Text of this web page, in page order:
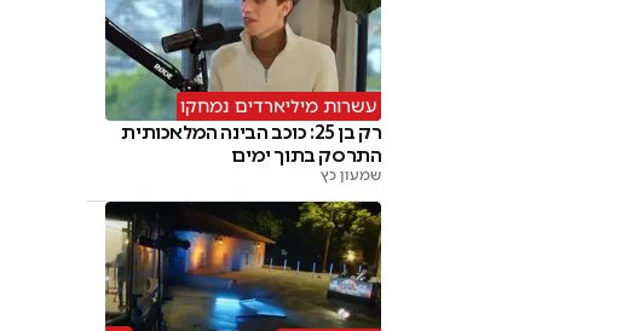
עשרות מיליארדים נמחקו
רק בן 25: כוכב הבינה המלאכותית
התרסק בתוך ימים
שמעון כץ